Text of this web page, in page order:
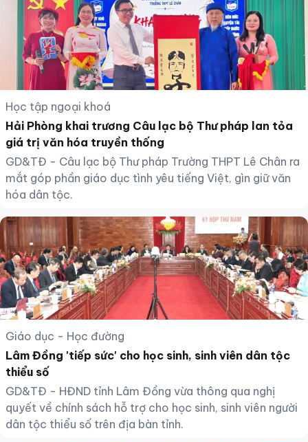
Học tập ngoại khoá
Hải Phòng khai trương Câu lạc bộ Thư pháp lan tỏa
giá trị văn hóa truyền thống
GD&TĐ - Câu lạc bộ Thư pháp Trường THPT Lê Chân ra
mắt góp phần giáo dục tình yêu tiếng Việt, gìn giữ văn
hóa dân tộc.
Giáo dục - Học đường
Lâm Đồng 'tiếp sức' cho học sinh, sinh viên dân tộc
thiểu số
GD&TĐ - HĐND tỉnh Lâm Đồng vừa thông qua nghị
quyết về chính sách hỗ trợ cho học sinh, sinh viên người
dân tộc thiểu số trên địa bàn tỉnh.